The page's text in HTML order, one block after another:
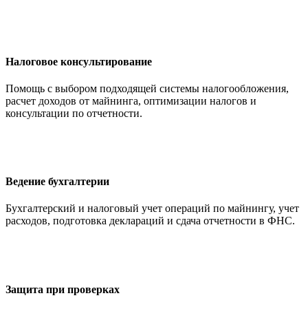
Налоговое консультирование
Помощь с выбором подходящей системы налогообложения,
расчет доходов от майнинга, оптимизации налогов и
консультации по отчетности.
Ведение бухгалтерии
Бухгалтерский и налоговый учет операций по майнингу, учет
расходов, подготовка деклараций и сдача отчетности в ФНС.
Защита при проверках